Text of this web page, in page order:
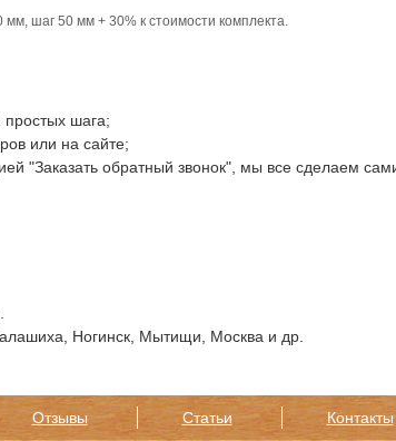
шаг 50 мм + 30% к стоимости комплекта.
простых шага;
или на сайте;
"Заказать обратный звонок", мы все сделаем
Ногинск, Мытищи, Москва и др.
Отзывы Статьи Контакты